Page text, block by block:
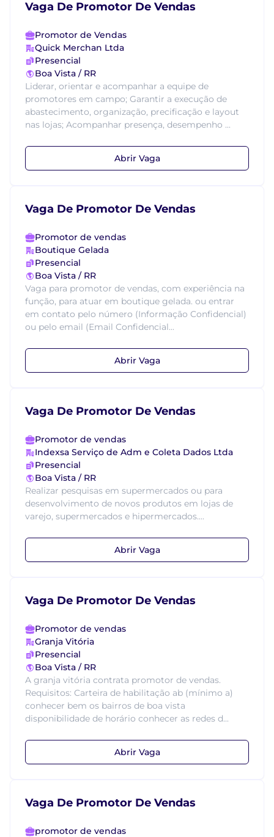
Vaga De Promotor De Vendas
Promotor de Vendas
Quick Merchan Ltda
Presencial
Boa Vista / RR
Liderar, orientar e acompanhar a equipe de
promotores em campo; Garantir a execução de
abastecimento, organização, precificação e layout
nas lojas; Acompanhar presença, desempenho ...
Abrir Vaga
Vaga De Promotor De Vendas
Promotor de vendas
Boutique Gelada
Presencial
Boa Vista / RR
Vaga para promotor de vendas, com experiência na
função, para atuar em boutique gelada. ou entrar
em contato pelo número (Informação Confidencial)
ou pelo email (Email Confidencial...
Abrir Vaga
Vaga De Promotor De Vendas
Promotor de vendas
Indexsa Serviço de Adm e Coleta Dados Ltda
Presencial
Boa Vista / RR
Realizar pesquisas em supermercados ou para
desenvolvimento de novos produtos em lojas de
varejo, supermercados e hipermercados....
Abrir Vaga
Vaga De Promotor De Vendas
Promotor de vendas
Granja Vitória
Presencial
Boa Vista / RR
A granja vitória contrata promotor de vendas.
Requisitos: Carteira de habilitação ab (mínimo a)
conhecer bem os bairros de boa vista
disponibilidade de horário conhecer as redes d...
Abrir Vaga
Vaga De Promotor De Vendas
promotor de vendas